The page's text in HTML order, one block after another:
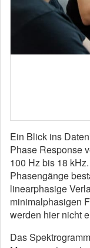
Ein Blick ins
Phase Response
100 Hz bis 18
Phasengänge
linearphasige
minimalphasigen
werden hier nicht
Das